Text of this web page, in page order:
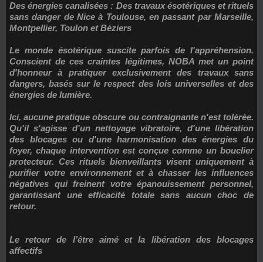
Des énergies canalisées : Des travaux ésotériques et rituels
sans danger de Nice à Toulouse, en passant par Marseille,
Montpellier, Toulon et Béziers
Le monde ésotérique suscite parfois de l'appréhension.
Conscient de ces craintes légitimes, NOBA met un point
d'honneur à pratiquer exclusivement des travaux sans
dangers, basés sur le respect des lois universelles et des
énergies de lumière.
Ici, aucune pratique obscure ou contraignante n'est tolérée.
Qu'il s'agisse d'un nettoyage vibratoire, d'une libération
des blocages ou d'une harmonisation des énergies du
foyer, chaque intervention est conçue comme un bouclier
protecteur. Ces rituels bienveillants visent uniquement à
purifier votre environnement et à chasser les influences
négatives qui freinent votre épanouissement personnel,
garantissant une efficacité totale sans aucun choc de
retour.
Le retour de l’être aimé et la libération des blocages
affectifs